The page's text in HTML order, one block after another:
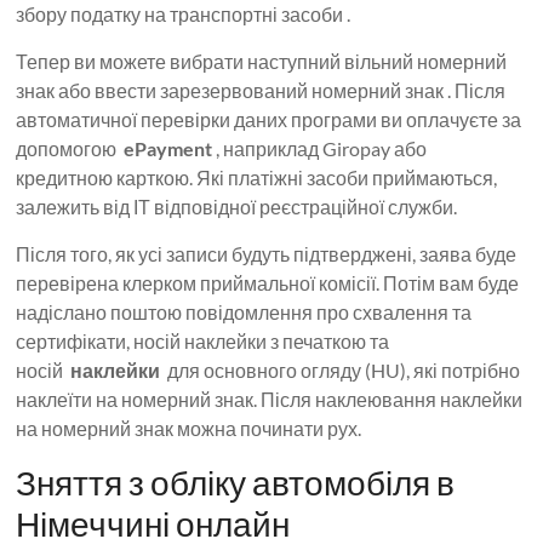
збору податку на транспортні засоби .
Тепер ви можете вибрати наступний вільний номерний
знак або ввести зарезервований номерний знак . Після
автоматичної перевірки даних програми ви оплачуєте за
допомогоюePayment , наприклад Giropay або
кредитною карткою. Які платіжні засоби приймаються,
залежить від ІТ відповідної реєстраційної служби.
Після того, як усі записи будуть підтверджені, заява буде
перевірена клерком приймальної комісії. Потім вам буде
надіслано поштою повідомлення про схвалення та
сертифікати, носій наклейки з печаткою та
носій наклейки для основного огляду (HU), які потрібно
наклеїти на номерний знак. Після наклеювання наклейки
на номерний знак можна починати рух.
Зняття з обліку автомобіля в
Німеччині онлайн